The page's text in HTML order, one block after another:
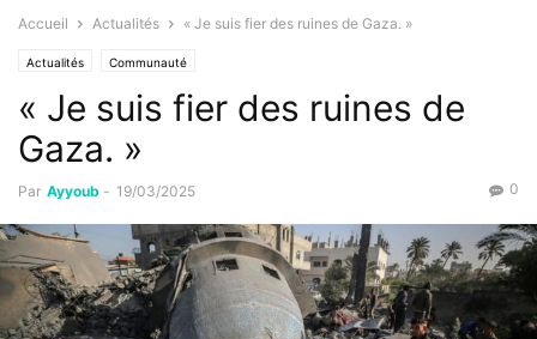
Accueil Actualités « Je suis fier des ruines de Gaza. »
Actualités Communauté
« Je suis fier des ruines de
Gaza. »
Par Ayyoub - 19/03/2025 0